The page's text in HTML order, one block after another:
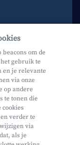
om de
gebruik te
je relevante
via onze
op andere
te tonen die
verder te
via
als je